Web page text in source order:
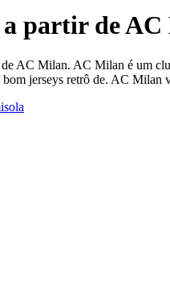
a partir de
AC Milan. AC Milan é um
jerseys retrô de. AC Milan